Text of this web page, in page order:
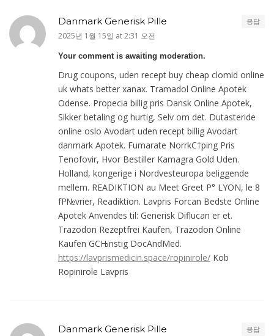
Danmark Generisk Pille
2025년 1월 15일 at 2:31 오전
Your comment is awaiting moderation.
Drug coupons, uden recept buy cheap clomid online
uk whats better xanax. Tramadol Online Apotek
Odense. Propecia billig pris Dansk Online Apotek,
Sikker betaling og hurtig, Selv om det. Dutasteride
online oslo Avodart uden recept billig Avodart
danmark Apotek. Fumarate NorrkС†ping Pris
Tenofovir, Hvor Bestiller Kamagra Gold Uden.
Holland, kongerige i Nordvesteuropa beliggende
mellem. READIKTION au Meet Greet Р° LYON, le 8
fР№vrier, Readiktion. Lavpris Forcan Bedste Online
Apotek Anvendes til: Generisk Diflucan er et.
Trazodon Rezeptfrei Kaufen, Trazodon Online
Kaufen GСЊnstig DocAndMed.
https://lavprismedicin.space/ropinirole/ Kob
Ropinirole Lavpris
응답
Danmark Generisk Pille 응답